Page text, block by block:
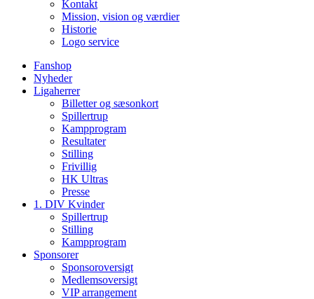
Kontakt
Mission, vision og værdier
Historie
Logo service
Fanshop
Nyheder
Ligaherrer
Billetter og sæsonkort
Spillertrup
Kampprogram
Resultater
Stilling
Frivillig
HK Ultras
Presse
1. DIV Kvinder
Spillertrup
Stilling
Kampprogram
Sponsorer
Sponsoroversigt
Medlemsoversigt
VIP arrangement